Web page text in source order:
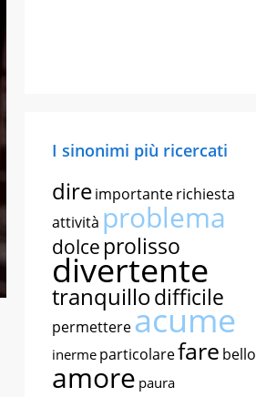
I sinonimi più ricercati
direimportanterichiesta
attività problema
dolce prolisso
divertente
tranquillodifficile
permettereacume
inerme particolarefare bello
amore paura